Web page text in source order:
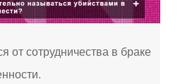
от сотрудничества в браке